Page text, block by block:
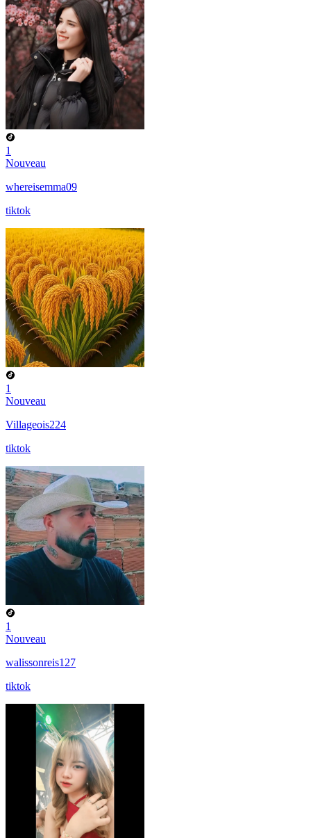
1
Nouveau
whereisemma09
tiktok
1
Nouveau
Villageois224
tiktok
1
Nouveau
walissonreis127
tiktok